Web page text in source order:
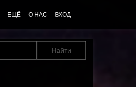
ЕЩЁ О НАС ВХОД